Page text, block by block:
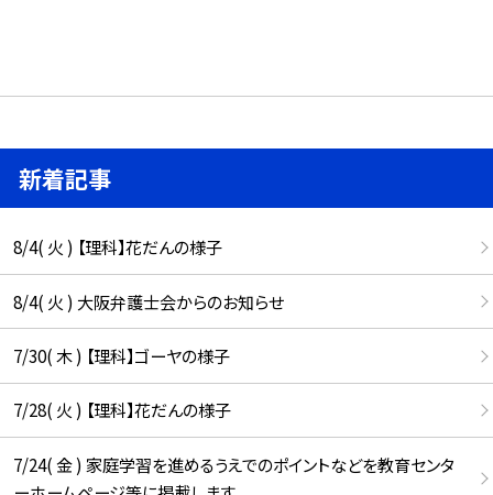
新着記事
8/4( 火 ) 【理科】花だんの様子
8/4( 火 ) 大阪弁護士会からのお知らせ
7/30( 木 ) 【理科】ゴーヤの様子
7/28( 火 ) 【理科】花だんの様子
7/24( 金 ) 家庭学習を進めるうえでのポイントなどを教育センタ